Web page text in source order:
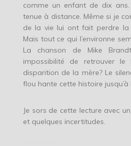
comme un enfant de dix ans.
tenue à distance. Même si je
de la vie lui ont fait perdre la
Mais tout ce qui l’environne
La chanson de Mike
impossibilité de retrouver
disparition de la mère? Le
flou hante cette histoire jusqu’à
Je sors de cette lecture avec
et quelques incertitudes.